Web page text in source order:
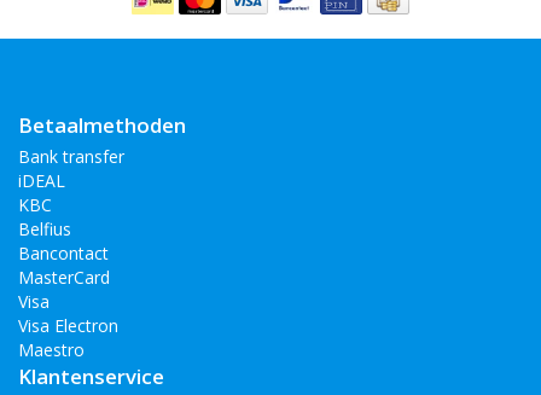
Betaalmethoden
Bank transfer
iDEAL
KBC
Belfius
Bancontact
MasterCard
Visa
Visa Electron
Maestro
Klantenservice